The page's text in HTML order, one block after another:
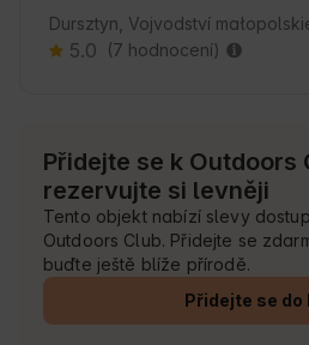
Dursztyn, Vojvodství
5.0 (7 hodnocení)
Přidejte se k Outdoors
rezervujte si levněji
Tento objekt nabízí slevy
Outdoors Club. Přidejte se
buďte ještě blíže přírodě.
Přidejte se do